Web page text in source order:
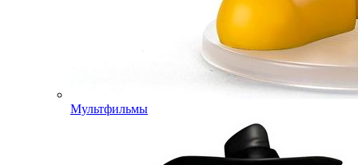
Мультфильмы